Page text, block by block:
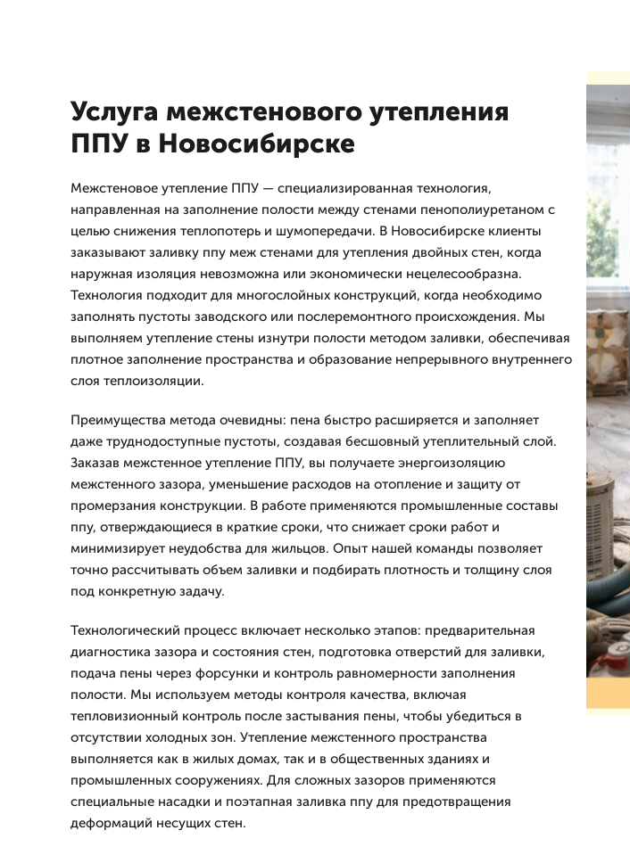
Услуга межстенового утепления
ППУ в Новосибирске
Межстеновое утепление ППУ — специализированная технология,
направленная на заполнение полости между стенами пенополиуретаном с
целью снижения теплопотерь и шумопередачи. В Новосибирске клиенты
заказывают заливку ппу меж стенами для утепления двойных стен, когда
наружная изоляция невозможна или экономически нецелесообразна.
Технология подходит для многослойных конструкций, когда необходимо
заполнять пустоты заводского или послеремонтного происхождения. Мы
выполняем утепление стены изнутри полости методом заливки, обеспечивая
плотное заполнение пространства и образование непрерывного внутреннего
слоя теплоизоляции.
Преимущества метода очевидны: пена быстро расширяется и заполняет
даже труднодоступные пустоты, создавая бесшовный утеплительный слой.
Заказав межстенное утепление ППУ, вы получаете энергоизоляцию
межстенного зазора, уменьшение расходов на отопление и защиту от
промерзания конструкции. В работе применяются промышленные составы
ппу, отверждающиеся в краткие сроки, что снижает сроки работ и
минимизирует неудобства для жильцов. Опыт нашей команды позволяет
точно рассчитывать объем заливки и подбирать плотность и толщину слоя
под конкретную задачу.
Технологический процесс включает несколько этапов: предварительная
диагностика зазора и состояния стен, подготовка отверстий для заливки,
подача пены через форсунки и контроль равномерности заполнения
полости. Мы используем методы контроля качества, включая
тепловизионный контроль после застывания пены, чтобы убедиться в
отсутствии холодных зон. Утепление межстенного пространства
выполняется как в жилых домах, так и в общественных зданиях и
промышленных сооружениях. Для сложных зазоров применяются
специальные насадки и поэтапная заливка ппу для предотвращения
деформаций несущих стен.